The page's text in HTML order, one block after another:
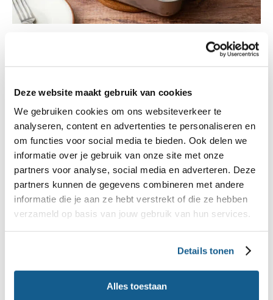
Deze website maakt gebruik van cookies
We gebruiken cookies om ons websiteverkeer te
analyseren, content en advertenties te personaliseren en
om functies voor social media te bieden. Ook delen we
informatie over je gebruik van onze site met onze
partners voor analyse, social media en adverteren. Deze
partners kunnen de gegevens combineren met andere
informatie die je aan ze hebt verstrekt of die ze hebben
verzameld op basis van jouw gebruik van hun services.
Details tonen
Alles toestaan
2 nagerecht
minder dan 15 minuten
320 kcal
Warme aardappelsalade met forel en gegrilde